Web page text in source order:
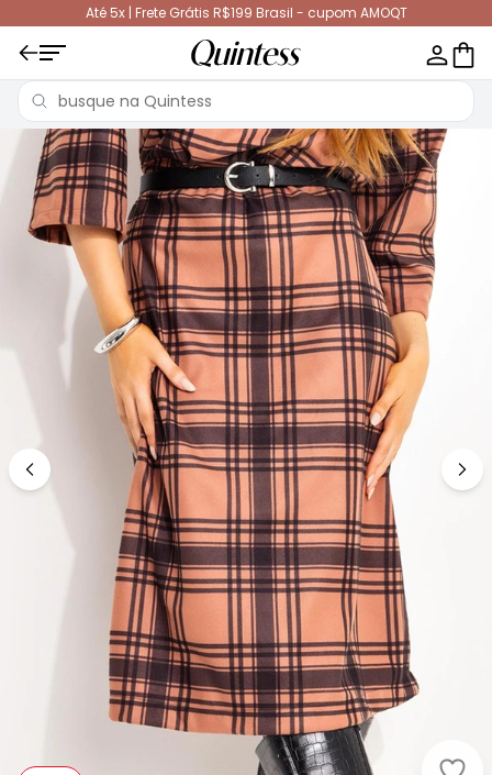
Até 5x | Frete Grátis R$199 Brasil - cupom AMOQT